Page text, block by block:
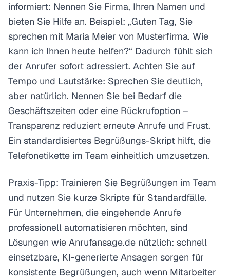
informiert: Nennen Sie Firma, Ihren Namen und
bieten Sie Hilfe an. Beispiel: „Guten Tag, Sie
sprechen mit Maria Meier von Musterfirma. Wie
kann ich Ihnen heute helfen?“ Dadurch fühlt sich
der Anrufer sofort adressiert. Achten Sie auf
Tempo und Lautstärke: Sprechen Sie deutlich,
aber natürlich. Nennen Sie bei Bedarf die
Geschäftszeiten oder eine Rückrufoption –
Transparenz reduziert erneute Anrufe und Frust.
Ein standardisiertes Begrüßungs-Skript hilft, die
Telefonetikette im Team einheitlich umzusetzen.
Praxis-Tipp: Trainieren Sie Begrüßungen im Team
und nutzen Sie kurze Skripte für Standardfälle.
Für Unternehmen, die eingehende Anrufe
professionell automatisieren möchten, sind
Lösungen wie Anrufansage.de nützlich: schnell
einsetzbare, KI-generierte Ansagen sorgen für
konsistente Begrüßungen, auch wenn Mitarbeiter